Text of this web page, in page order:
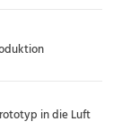
in die Luft